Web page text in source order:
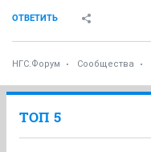
ОТВЕТИТЬ
НГС.Форум Сообщества
ТОП 5